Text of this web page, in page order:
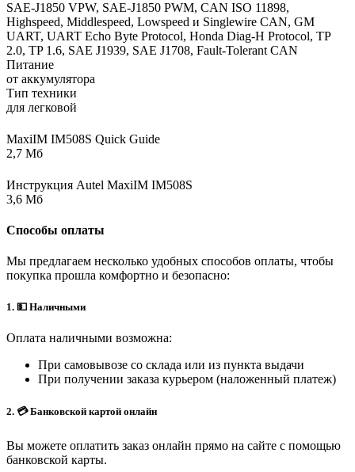
SAE-J1850 VPW, SAE-J1850 PWM, CAN ISO 11898,
Highspeed, Middlespeed, Lowspeed и Singlewire CAN, GM
UART, UART Echo Byte Protocol, Honda Diag-H Protocol, TP
2.0, TP 1.6, SAE J1939, SAE J1708, Fault-Tolerant CAN
Питание
от аккумулятора
Тип техники
для легковой
MaxiIM IM508S Quick Guide
2,7 Мб
Инструкция Autel MaxiIM IM508S
3,6 Мб
Способы оплаты
Мы предлагаем несколько удобных способов оплаты, чтобы
покупка прошла комфортно и безопасно:
1. 💵 Наличными
Оплата наличными возможна:
При самовывозе со склада или из пункта выдачи
При получении заказа курьером (наложенный платеж)
2. 💳 Банковской картой онлайн
Вы можете оплатить заказ онлайн прямо на сайте с помощью
банковской карты.